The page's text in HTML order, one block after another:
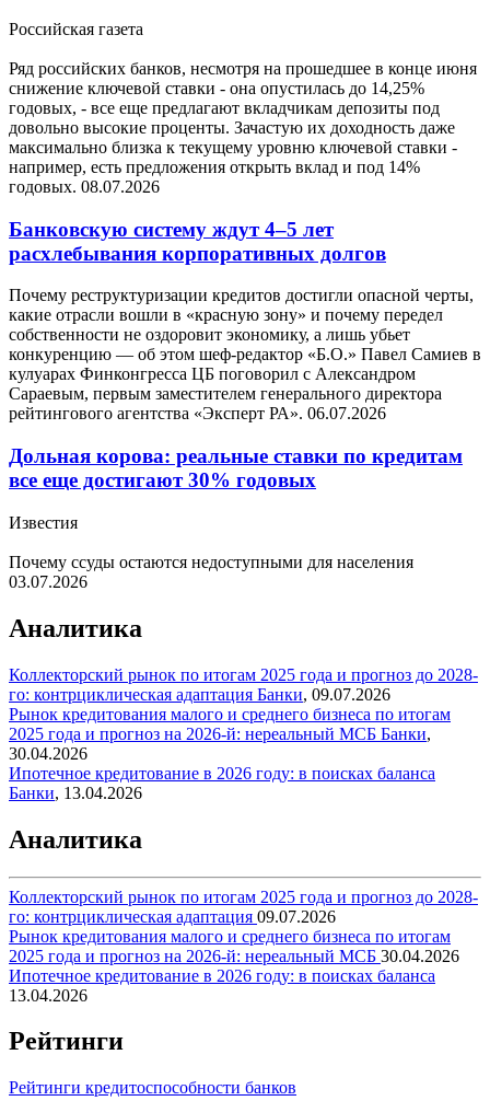
Российская газета
Ряд российских банков, несмотря на прошедшее в конце июня
снижение ключевой ставки - она опустилась до 14,25%
годовых, - все еще предлагают вкладчикам депозиты под
довольно высокие проценты. Зачастую их доходность даже
максимально близка к текущему уровню ключевой ставки -
например, есть предложения открыть вклад и под 14%
годовых. 08.07.2026
Банковскую систему ждут 4–5 лет
расхлебывания корпоративных долгов
Почему реструктуризации кредитов достигли опасной черты,
какие отрасли вошли в «красную зону» и почему передел
собственности не оздоровит экономику, а лишь убьет
конкуренцию — об этом шеф-редактор «Б.О.» Павел Самиев в
кулуарах Финконгресса ЦБ поговорил с Александром
Сараевым, первым заместителем генерального директора
рейтингового агентства «Эксперт РА». 06.07.2026
Дольная корова: реальные ставки по кредитам
все еще достигают 30% годовых
Известия
Почему ссуды остаются недоступными для населения
03.07.2026
Аналитика
Коллекторский рынок по итогам 2025 года и прогноз до 2028-
го: контрциклическая адаптация Банки, 09.07.2026
Рынок кредитования малого и среднего бизнеса по итогам
2025 года и прогноз на 2026-й: нереальный МСБ Банки,
30.04.2026
Ипотечное кредитование в 2026 году: в поисках баланса
Банки, 13.04.2026
Аналитика
Коллекторский рынок по итогам 2025 года и прогноз до 2028-
го: контрциклическая адаптация 09.07.2026
Рынок кредитования малого и среднего бизнеса по итогам
2025 года и прогноз на 2026-й: нереальный МСБ 30.04.2026
Ипотечное кредитование в 2026 году: в поисках баланса
13.04.2026
Рейтинги
Рейтинги кредитоспособности банков